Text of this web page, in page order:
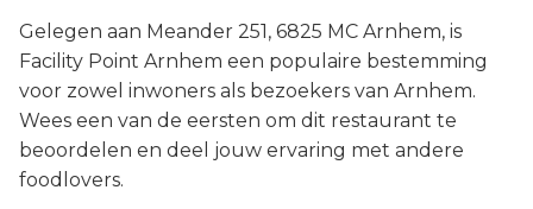
Gelegen aan Meander 251, 6825 MC Arnhem, is
Facility Point Arnhem een populaire bestemming
voor zowel inwoners als bezoekers van Arnhem.
Wees een van de eersten om dit restaurant te
beoordelen en deel jouw ervaring met andere
foodlovers.